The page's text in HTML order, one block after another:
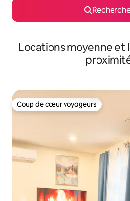
Locations moyenne et
Coup de cœur voyageurs
Coup de cœur voyageurs